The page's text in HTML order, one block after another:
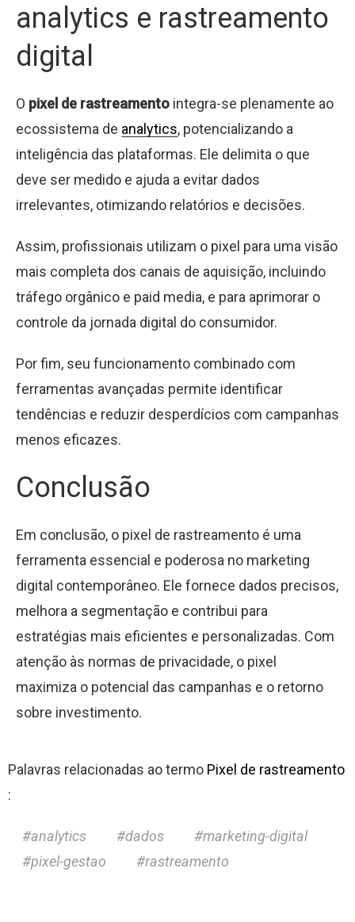
analytics e rastreamento
digital
O pixel de rastreamento integra-se plenamente ao
ecossistema de analytics, potencializando a
inteligência das plataformas. Ele delimita o que
deve ser medido e ajuda a evitar dados
irrelevantes, otimizando relatórios e decisões.
Assim, profissionais utilizam o pixel para uma visão
mais completa dos canais de aquisição, incluindo
tráfego orgânico e paid media, e para aprimorar o
controle da jornada digital do consumidor.
Por fim, seu funcionamento combinado com
ferramentas avançadas permite identificar
tendências e reduzir desperdícios com campanhas
menos eficazes.
Conclusão
Em conclusão, o pixel de rastreamento é uma
ferramenta essencial e poderosa no marketing
digital contemporâneo. Ele fornece dados precisos,
melhora a segmentação e contribui para
estratégias mais eficientes e personalizadas. Com
atenção às normas de privacidade, o pixel
maximiza o potencial das campanhas e o retorno
sobre investimento.
Palavras relacionadas ao termo Pixel de rastreamento
:
analytics dados
marketing-digital
pixel-gestao
rastreamento